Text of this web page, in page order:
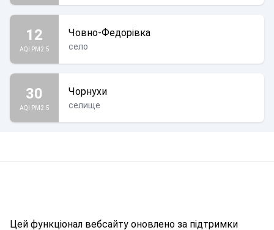
12
AQI PM2.5
Човно-Федорівка
село
30
AQI PM2.5
Чорнухи
селище
Цей функціонал вебсайту оновлено за підтримки